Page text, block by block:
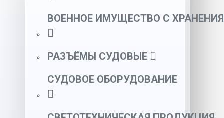
ВОЕННОЕ ИМУЩЕСТВО С ХРАНЕНИЯ
РАЗЪЁМЫ СУДОВЫЕ
СУДОВОЕ ОБОРУДОВАНИЕ